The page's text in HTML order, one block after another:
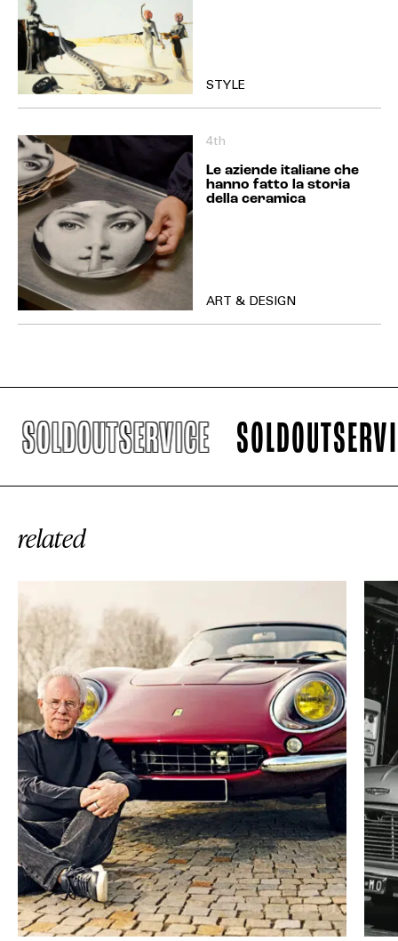
STYLE
4th
Le aziende italiane che
hanno fatto la storia
della ceramica
ART & DESIGN
SOLDOUTSERVICE
related